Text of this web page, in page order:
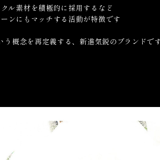
クル素材を積極的に採用するなど
ンにもマッチする活動が特徴です
概念を再定義する、 新進気鋭のブランドで